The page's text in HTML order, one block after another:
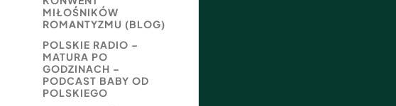
MIŁOŚNIKÓW
ROMANTYZMU (BLOG)
POLSKIE RADIO –
MATURA PO
GODZINACH –
PODCAST BABY OD
POLSKIEGO